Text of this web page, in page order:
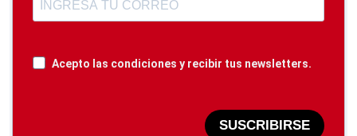
Acepto las condiciones y recibir tus newsletters.
SUSCRIBIRSE